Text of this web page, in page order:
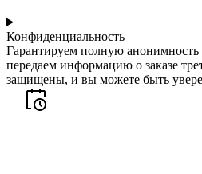
Конфиденциальность
Гарантируем полную
передаем информацию о заказе
защищены, и вы можете быть